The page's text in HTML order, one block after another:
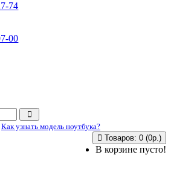
74
00
Как узнать модель ноутбука?
Товаров: 0 (0р.)
В корзине пусто!